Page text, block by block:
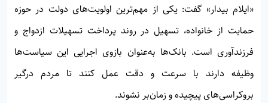
«ایلام بیدار» گفت: یکی از مهم‌ترین اولویت‌های دولت در حوزه
حمایت از خانواده، تسهیل در روند پرداخت تسهیلات ازدواج و
فرزندآوری است. بانک‌ها به‌عنوان بازوی اجرایی این سیاست‌ها
وظیفه دارند با سرعت و دقت عمل کنند تا مردم درگیر
بروکراسی‌های پیچیده و زمان‌بر نشوند.